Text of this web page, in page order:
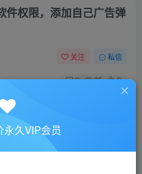
件权限，添加自己广告弹
关注 私信
0 85 0
看
永久VIP会员